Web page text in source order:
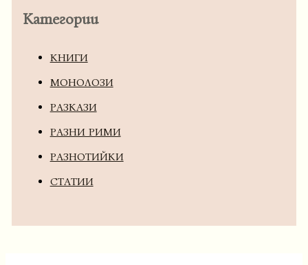
Категории
КНИГИ
МОНОЛОЗИ
РАЗКАЗИ
РАЗНИ РИМИ
РАЗНОТИЙКИ
СТАТИИ